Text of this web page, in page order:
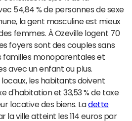
54,84 % de personnes de sexe
la gent masculine est mieux
femmes. À Ozeville logent 70
foyers sont des couples sans
familles monoparentales et
avec un enfant ou plus.
les habitants doivent
d'habitation et 33,53 % de taxe
locative des biens. Ladette
ville atteint les 114 euros par